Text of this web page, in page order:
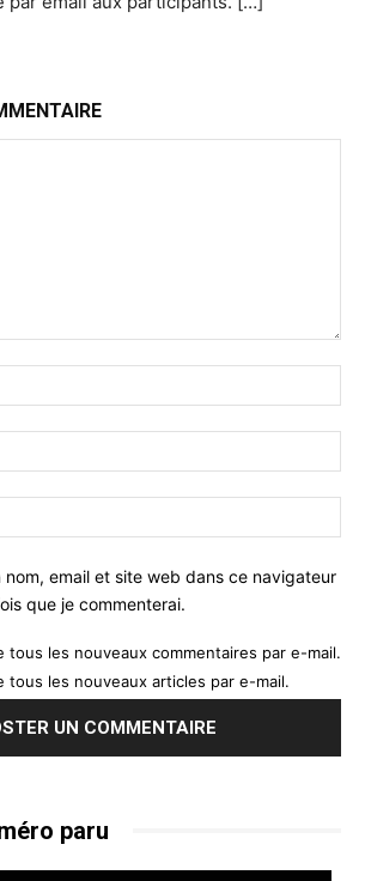
nom, email et site web dans ce navigateur
que je commenterai.
tous les nouveaux commentaires par e-mail.
tous les nouveaux articles par e-mail.
paru